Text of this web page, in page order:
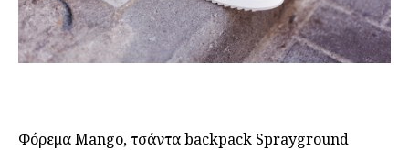
Φόρεμα Mango, τσάντα backpack Sprayground